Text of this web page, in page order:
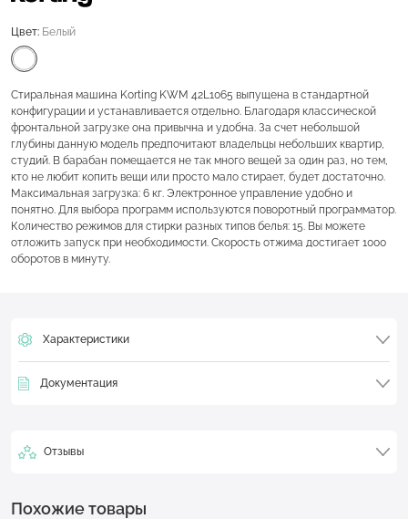
Цвет: Белый
Стиральная машина Korting KWM 42L1065 выпущена в стандартной
конфигурации и устанавливается отдельно. Благодаря классической
фронтальной загрузке она привычна и удобна. За счет небольшой
глубины данную модель предпочитают владельцы небольших квартир,
студий. В барабан помещается не так много вещей за один раз, но тем,
кто не любит копить вещи или просто мало стирает, будет достаточно.
Максимальная загрузка: 6 кг. Электронное управление удобно и
понятно. Для выбора программ используются поворотный программатор.
Количество режимов для стирки разных типов белья: 15. Вы можете
отложить запуск при необходимости. Скорость отжима достигает 1000
оборотов в минуту.
Характеристики
Документация
Отзывы
Похожие товары